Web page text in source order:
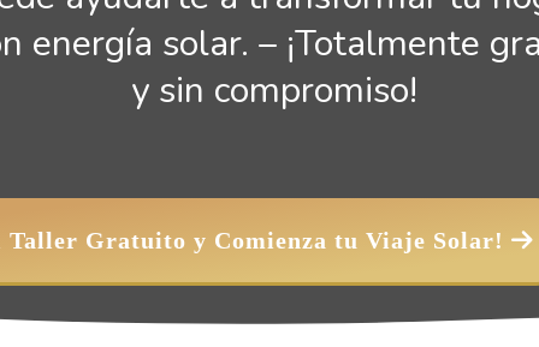
energía solar. – ¡Totalmente
y sin compromiso!